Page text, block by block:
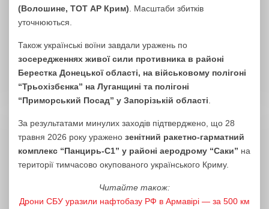
(Волошине, ТОТ АР Крим) . Масштаби збитків
уточнюються.
Також українські воїни завдали уражень по
зосередженнях живої сили противника в районі
Берестка Донецької області, на військовому полігоні
“Трьохізбєнка” на Луганщині та полігоні
“Приморський Посад” у Запорізькій області
За результатами минулих заходів підтверджено, що 28
травня 2026 року уражено зенітний ракетно-гарматний
комплекс “Панцирь-С1” у районі аеродрому “Саки” на
території тимчасово окупованого українського Криму.
Читайте також:
Дрони СБУ уразили нафтобазу РФ в Армавірі — за 500 км